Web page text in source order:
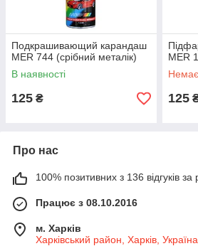
Подкрашивающий карандаш
MER 744 (срібний металік)
В наявності
125 ₴
MER
Немає
125
Про нас
100% позитивних з 136 відгуків за
Працює з 08.10.2016
м. Харків
Харківський район, Харків, Україна